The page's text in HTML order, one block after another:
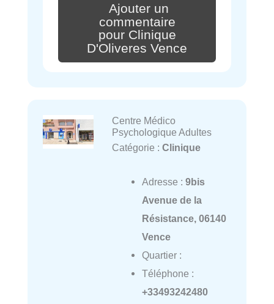
Ajouter un
commentaire
pour Clinique
D'Oliveres Vence
Centre Médico
Psychologique Adultes
Catégorie : Clinique
Adresse : 9bis
Avenue de la
Résistance, 06140
Vence
Quartier :
Téléphone :
+33493242480